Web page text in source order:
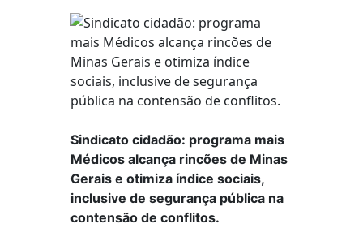
Sindicato cidadão: programa mais
Médicos alcança rincões de Minas
Gerais e otimiza índice sociais,
inclusive de segurança pública na
contensão de conflitos.